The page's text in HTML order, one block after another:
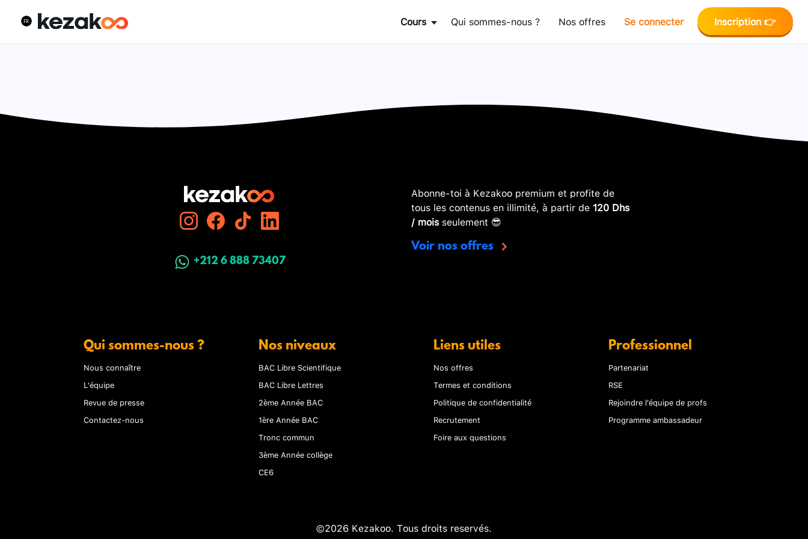
Cours Qui sommes-nous ? Nos offres Se connecter Inscription 👉
+212 6 888 73407
Abonne-toi à Kezakoo premium et profite de
tous les contenus en illimité, à partir de 120 Dhs
/ moisseulement 😎
Voir nos offres
Qui sommes-nous ?
Nous connaître
L'équipe
Revue de presse
Contactez-nous
Nos niveaux
BAC Libre Scientifique
BAC Libre Lettres
2ème Année BAC
1ère Année BAC
Tronc commun
3ème Année collège
CE6
Liens utiles
Nos offres
Termes et conditions
Politique de confidentialité
Recrutement
Foire aux questions
Professionnel
Partenariat
RSE
Rejoindre l'équipe de profs
Programme ambassadeur
©2026 Kezakoo. Tous droits reservés.